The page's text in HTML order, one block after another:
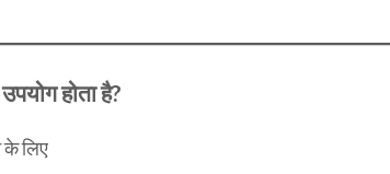
होता है?
लिए